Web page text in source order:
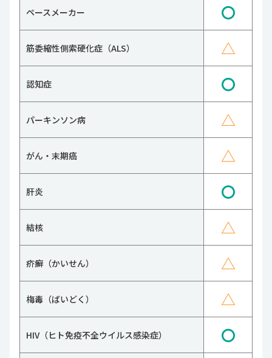
ペースメーカー 〇
筋委縮性側索硬化症（ALS） △
認知症 〇
パーキンソン病 △
がん・末期癌 △
肝炎 〇
結核 △
疥癬（かいせん） △
梅毒（ばいどく） △
HIV（ヒト免疫不全ウイルス感染症） 〇